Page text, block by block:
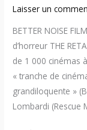
Laisser un
BETTER NOISE
d’horreur THE
de 1 000 cinémas
« tranche de
grandiloquente »
Lombardi (Rescue